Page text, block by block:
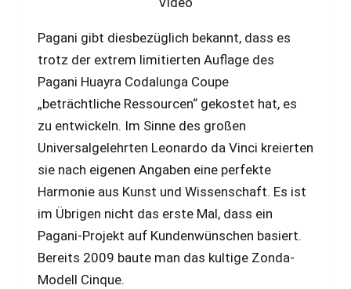
Pagani gibt diesbezüglich bekannt, dass es
trotz der extrem limitierten Auflage des
Pagani Huayra Codalunga Coupe
„beträchtliche Ressourcen“ gekostet hat, es
zu entwickeln. Im Sinne des großen
Universalgelehrten Leonardo da Vinci kreierten
sie nach eigenen Angaben eine perfekte
Harmonie aus Kunst und Wissenschaft. Es ist
im Übrigen nicht das erste Mal, dass ein
Pagani-Projekt auf Kundenwünschen basiert.
Bereits 2009 baute man das kultige Zonda-
Modell Cinque.